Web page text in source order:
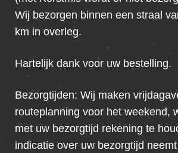
Wij bezorgen binnen een straal
km in overleg.
Hartelijk dank voor uw bestelling.
Bezorgtijden: Wij maken
routeplanning voor het weekend,
met uw bezorgtijd rekening te
indicatie over uw bezorgtijd